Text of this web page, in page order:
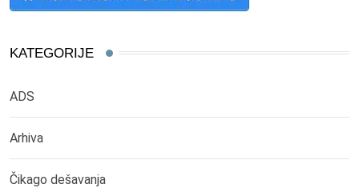
KATEGORIJE
ADS
Arhiva
Čikago dešavanja